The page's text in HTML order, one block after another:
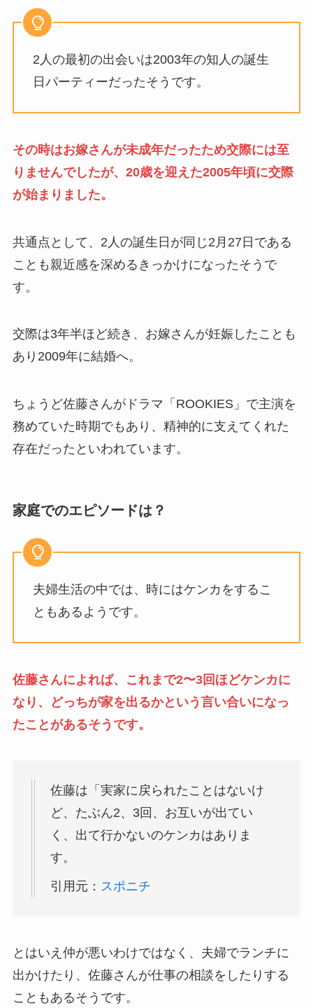
2人の最初の出会いは2003年の知人の誕生
日パーティーだったそうです。
その時はお嫁さんが未成年だったため交際には至
りませんでしたが、20歳を迎えた2005年頃に交際
が始まりました。
共通点として、2人の誕生日が同じ2月27日である
ことも親近感を深めるきっかけになったそうで
す。
交際は3年半ほど続き、お嫁さんが妊娠したことも
あり2009年に結婚へ。
ちょうど佐藤さんがドラマ「ROOKIES」で主演を
務めていた時期でもあり、精神的に支えてくれた
存在だったといわれています。
家庭でのエピソードは？
夫婦生活の中では、時にはケンカをするこ
ともあるようです。
佐藤さんによれば、これまで2〜3回ほどケンカに
なり、どっちが家を出るかという言い合いになっ
たことがあるそうです。
佐藤は「実家に戻られたことはないけ
ど、たぶん2、3回、お互いが出てい
く、出て行かないのケンカはありま
す。
引用元： スポニチ
とはいえ仲が悪いわけではなく、夫婦でランチに
出かけたり、佐藤さんが仕事の相談をしたりする
こともあるそうです。